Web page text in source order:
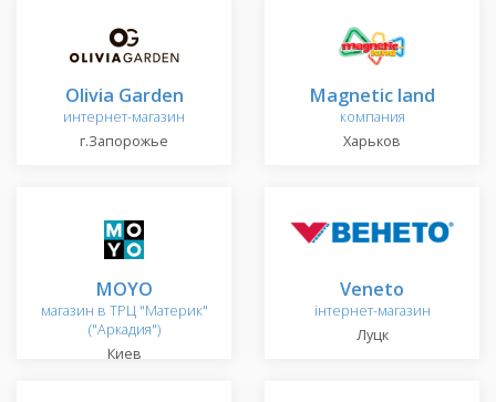
Olivia Garden
интернет-магазин
г.Запорожье
Magnetic land
компания
Харьков
MOYO
магазин в ТРЦ "Материк"
("Аркадия")
Киев
Veneto
інтернет-магазин
Луцк